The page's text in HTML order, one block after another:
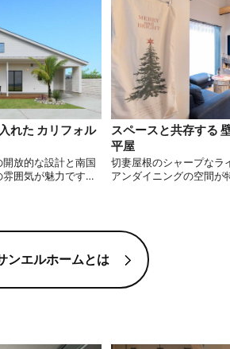
れた カリフォル
放的な設計と南国
囲気が魅力です。
穏やかなリゾートの
。
スペースと共存する
平屋
切妻屋根のシャープなラ
アンダイニングの空間が
まいで、狭小スペースと
を御覧ください。
ンエルホームとは